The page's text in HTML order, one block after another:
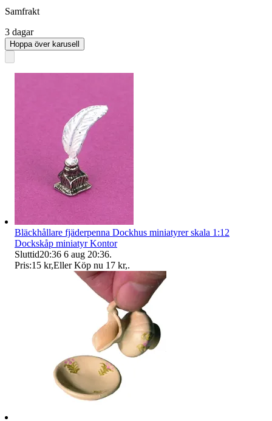
Samfrakt
3 dagar
Hoppa över karusell
Bläckhållare fjäderpenna Dockhus miniatyrer skala 1:12
Dockskåp miniatyr Kontor
Sluttid20:36 6 aug 20:36.
Pris:15 kr,Eller Köp nu 17 kr,.